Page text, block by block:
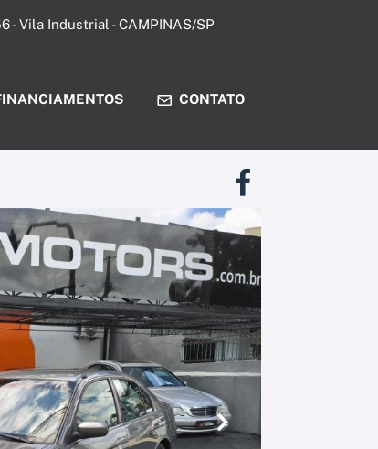
- Vila Industrial - CAMPINAS/SP
CONTATO
Próximo